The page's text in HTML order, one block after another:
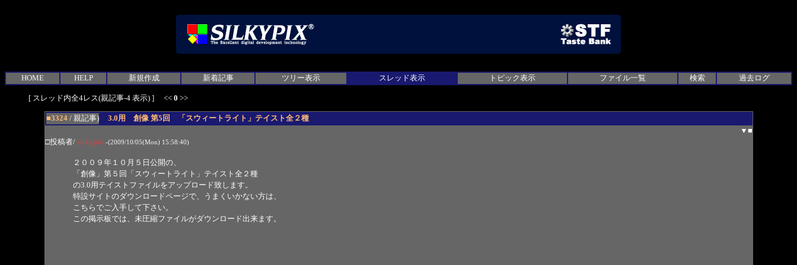
HOME HELP 新規作成 新着記事 ツリー表示 スレッド表示 トピック表示 ファイル一覧 検索 過去ログ
[ スレッド内全4レス(親記事-4 表示) ] << 0 >>
■3324/ 親記事)
3.0用 創像 第5回 「スウィートライト」テイスト全２種
▼ ■
□投稿者/ silkypix -(2009/10/05(Mon) 15:58:40)
２００９年１０月５日公開の、
「創像」第５回「スウィートライト」テイスト全２種
の3.0用テイストファイルをアップロード致します。
特設サイトのダウンロードページで、うまくいかない方は、
こちらでご入手して下さい。
この掲示板では、未圧縮ファイルがダウンロード出来ます。